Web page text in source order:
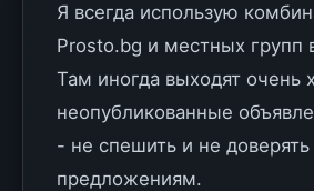
Я всегда использую
Prosto.bg и местных групп
Там иногда выходят очень
неопубликованные
- не спешить и не
предложениям.